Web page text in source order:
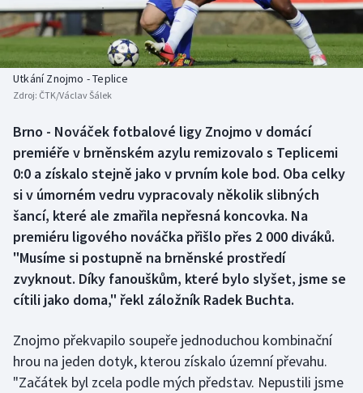
Baseball a softbal
Basketbal
Biatlon
Boby a skeleton
Box
Curling
Dostihy
Florbal
Futsal
Golf
Soutěže
Historické návraty
Aplikace ČT sport
AZ kvíz
Utkání Znojmo - Teplice
Zdroj: ČTK/Václav Šálek
Brno - Nováček fotbalové ligy Znojmo v domácí
premiéře v brněnském azylu remizovalo s Teplicemi
0:0 a získalo stejně jako v prvním kole bod. Oba celky
si v úmorném vedru vypracovaly několik slibných
šancí, které ale zmařila nepřesná koncovka. Na
premiéru ligového nováčka přišlo přes 2 000 diváků.
"Musíme si postupně na brněnské prostředí
zvyknout. Díky fanouškům, které bylo slyšet, jsme se
cítili jako doma," řekl záložník Radek Buchta.
Znojmo překvapilo soupeře jednoduchou kombinační
hrou na jeden dotyk, kterou získalo územní převahu.
"Začátek byl zcela podle mých představ. Nepustili jsme